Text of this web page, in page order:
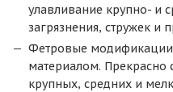
улавливание крупно- и
загрязнения, стружек и
Фетровые
материалом. Прекрасно
крупных, средних и